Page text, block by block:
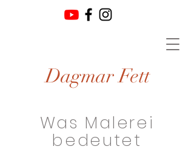
Dagmar Fett
Was Malerei
bedeutet